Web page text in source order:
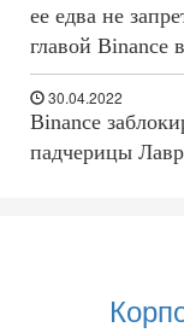
ее едва не
главой Binance
30.04.2022
Binance
падчерицы